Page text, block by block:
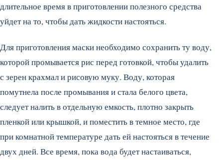
длительное время в приготовлении полезного средства
уйдет на то, чтобы дать жидкости настояться.
Для приготовления маски необходимо сохранить ту воду,
которой промывается рис перед готовкой, чтобы удалить
с зерен крахмал и рисовую муку. Воду, которая
помутнела после промывания и стала белого цвета,
следует налить в отдельную емкость, плотно закрыть
пленкой или крышкой, и поместить в темное место, где
при комнатной температуре дать ей настояться в течение
двух дней. Все время, пока вода будет настаиваться,